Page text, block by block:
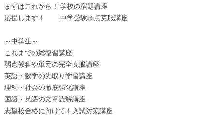
まずはこれから！ 学校の宿題講座
応援します！ 中学受験弱点克服講座
～中学生～
これまでの総復習講座
弱点教科や単元の完全克服講座
英語・数学の先取り学習講座
理科・社会の徹底強化講座
国語・英語の文章読解講座
志望校合格に向けて！入試対策講座